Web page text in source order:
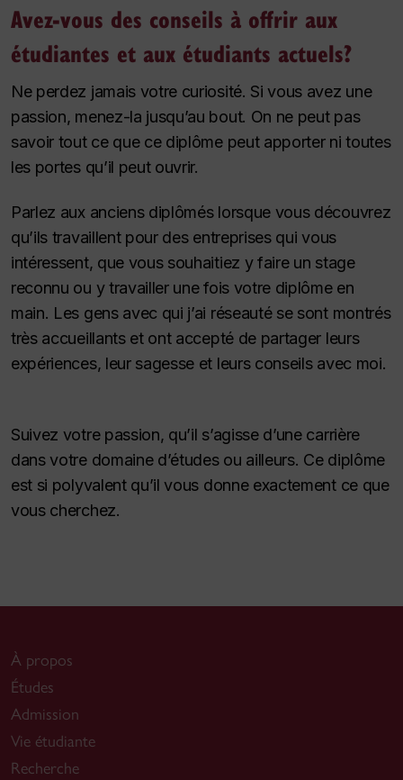
Avez-vous des conseils à offrir aux
étudiantes et aux étudiants actuels?
Ne perdez jamais votre curiosité. Si vous avez une
passion, menez-la jusqu’au bout. On ne peut pas
savoir tout ce que ce diplôme peut apporter ni toutes
les portes qu’il peut ouvrir.
Parlez aux anciens diplômés lorsque vous découvrez
qu’ils travaillent pour des entreprises qui vous
intéressent, que vous souhaitiez y faire un stage
reconnu ou y travailler une fois votre diplôme en
main. Les gens avec qui j’ai réseauté se sont montrés
très accueillants et ont accepté de partager leurs
expériences, leur sagesse et leurs conseils avec moi.
Suivez votre passion, qu’il s’agisse d’une carrière
dans votre domaine d’études ou ailleurs. Ce diplôme
est si polyvalent qu’il vous donne exactement ce que
vous cherchez.
À propos
Études
Admission
Vie étudiante
Recherche